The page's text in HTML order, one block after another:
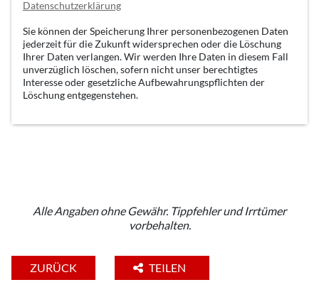
Datenschutzerklärung
Sie können der Speicherung Ihrer personenbezogenen Daten
jederzeit für die Zukunft widersprechen oder die Löschung
Ihrer Daten verlangen. Wir werden Ihre Daten in diesem Fall
unverzüglich löschen, sofern nicht unser berechtigtes
Interesse oder gesetzliche Aufbewahrungspflichten der
Löschung entgegenstehen.
Alle Angaben ohne Gewähr. Tippfehler und Irrtümer
vorbehalten.
ZURÜCK TEILEN